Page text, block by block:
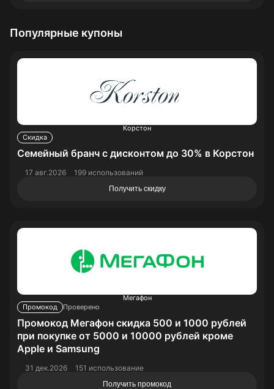
Популярные купоны
Корстон
Скидка
Семейный бранч с дисконтом до 30% в Корстон
17 авг.2026 199 использований
Получить скидку
Мегафон
Промокод
Проверено
Промокод Мегафон скидка 500 и 1000 рублей
при покупке от 5000 и 10000 рублей кроме
Apple и Samsung
31 дек.2026 151 использование
Получить промокод